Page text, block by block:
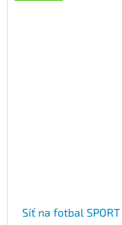
Síť na fotbal